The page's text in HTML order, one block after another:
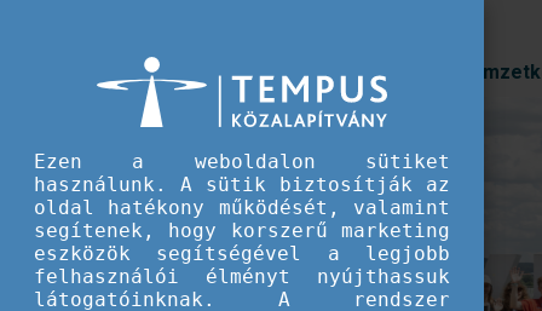
Prioritások
Szakmai
gondolkodás az
Nyári Egyetem idei
Ezen a weboldalon sütiket
használunk. A sütik biztosítják az
oldal hatékony működését, valamint
segítenek, hogy korszerű marketing
eszközök segítségével a legjobb
felhasználói élményt nyújthassuk
látogatóinknak. A rendszer